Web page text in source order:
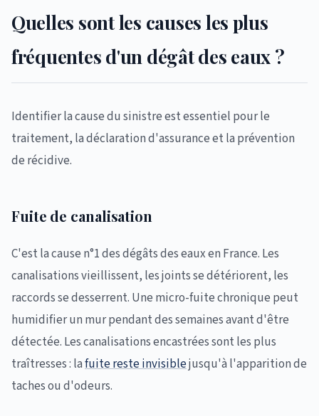
Quelles sont les causes les plus
fréquentes d'un dégât des eaux ?
Identifier la cause du sinistre est essentiel pour le
traitement, la déclaration d'assurance et la prévention
de récidive.
Fuite de canalisation
C'est la cause n°1 des dégâts des eaux en France. Les
canalisations vieillissent, les joints se détériorent, les
raccords se desserrent. Une micro-fuite chronique peut
humidifier un mur pendant des semaines avant d'être
détectée. Les canalisations encastrées sont les plus
traîtresses : lafuite reste invisiblejusqu'à l'apparition de
taches ou d'odeurs.